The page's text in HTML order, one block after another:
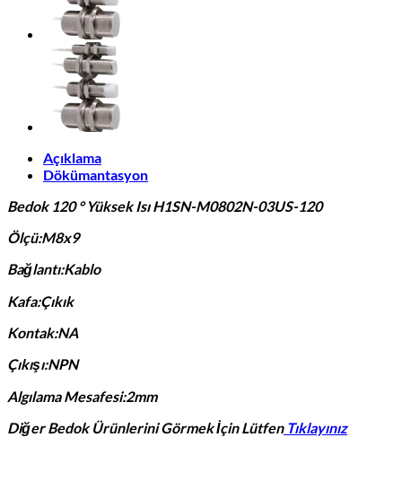
Açıklama
Dökümantasyon
Bedok 120 ° Yüksek Isı H1SN-M0802N-03US-120
Ölçü:M8x9
Bağlantı:Kablo
Kafa:Çıkık
Kontak:NA
Çıkışı:NPN
Algılama Mesafesi:2mm
Diğer Bedok Ürünlerini Görmek İçin LütfenTıklayınız